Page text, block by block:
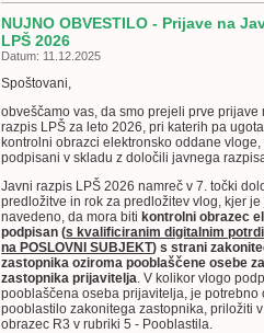
NUJNO OBVESTILO - Prijave na
LPŠ 2026
Datum: 11.12.2025
Spoštovani,
obveščamo vas, da smo prejeli prve prijave
razpis LPŠ za leto 2026, pri katerih pa
kontrolni obrazci elektronsko oddane vloge,
podpisani v skladu z določili javnega
Javni razpis LPŠ 2026 namreč v 7. točki
predložitve in rok za predložitev vlog, kjer je
navedeno, da mora biti kontrolni obrazec
podpisan (s kvalificiranim digitalnim
na POSLOVNI SUBJEKT) s strani
zastopnika oziroma pooblaščene osebe
zastopnika prijavitelja. V kolikor vlogo
pooblaščena oseba prijavitelja, je potrebno
pooblastilo zakonitega zastopnika, priložiti
obrazec R3 v rubriki 5 - Pooblastila.